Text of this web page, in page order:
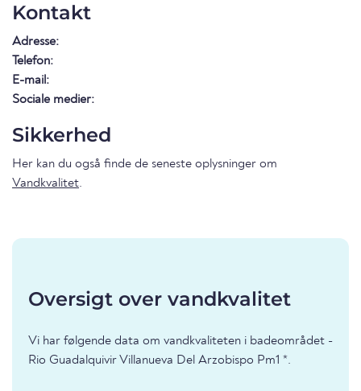
Kontakt
Adresse:
Telefon:
E-mail:
Sociale medier:
Sikkerhed
Her kan du også finde de seneste oplysninger om
Vandkvalitet.
Oversigt over vandkvalitet
Vi har følgende data om vandkvaliteten i badeområdet -
Rio Guadalquivir Villanueva Del Arzobispo Pm1 *.